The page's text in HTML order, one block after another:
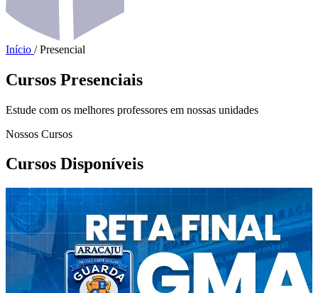
Início / Presencial
Cursos Presenciais
Estude com os melhores professores em nossas unidades
Nossos Cursos
Cursos Disponíveis